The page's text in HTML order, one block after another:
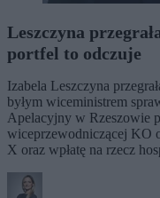
Leszczyna
portfel to odczuje
Izabela Leszczyna
byłym wiceministrem
Apelacyjny w Rzeszowie
wiceprzewodniczącej KO
X oraz wpłatę na rzecz